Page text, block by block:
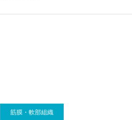
筋膜・軟部組織